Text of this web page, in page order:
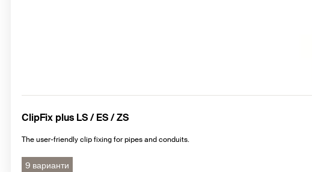
ClipFix plus LS / ES / ZS
The user-friendly clip fixing for pipes and conduits.
9 варианти